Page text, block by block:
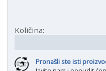
Količina:
Pronašli ste isti